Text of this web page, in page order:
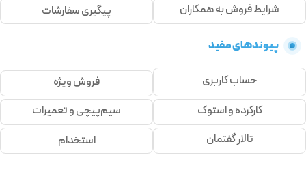
شرایط فروش به همکاران
پیگیری سفارشات
پیوندهای مفید
حساب کاربری
فروش ویژه
کارکرده و استوک
سیم‌پیچی و تعمیرات
تالار گفتمان
استخدام